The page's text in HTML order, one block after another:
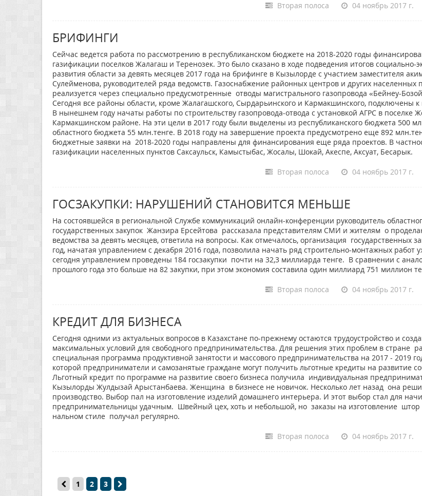
Вторая полоса 04 ноябрь 2017 г.
БРИФИНГИ
Сейчас ведется работа по рассмотрению в республиканском бюджете на 2018-2020 годы
газификации поселков Жалагаш и Теренозек. Это было сказано в ходе подведения итогов социально-
развития области за девять месяцев 2017 года на брифинге в Кызылорде с участием заместителя
Сулейменова, руководителей ряда ведомств. Газоснабжение районных центров и других населенных
реализуется через специально предусмотренные отводы магистрального газопровода «Бейнеу-
Сегодня все районы области, кроме Жалагашского, Сырдарьинского и Кармакшинского, подключены к
В нынешнем году начаты работы по строительству газопровода-отвода с установкой АГРС в поселке
Кармакшинском районе. На эти цели в 2017 году были выделены из республиканского бюджета 500
областного бюджета 55 млн.тенге. В 2018 году на завершение проекта предусмотрено еще 892
бюджетные заявки на 2018-2020 годы направлены для финансирования еще ряда проектов. В
газификации населенных пунктов Саксаульск, Камыстыбас, Жосалы, Шокай, Акеспе, Аксуат, Бесарык.
Вторая полоса 04 ноябрь 2017 г.
ГОСЗАКУПКИ: НАРУШЕНИЙ СТАНОВИТСЯ МЕНЬШЕ
На состоявшейся в региональной Службе коммуникаций онлайн-конференции руководитель
государственных закупок Жанзира Ерсейтова рассказала представителям СМИ и жителям о
ведомства за девять месяцев, ответила на вопросы. Как отмечалось, организация государственных
год, начатая управлением с декабря 2016 года, позволила начать ряд строительно-монтажных работ
сегодня управлением проведены 184 госзакупки почти на 32,3 миллиарда тенге. В сравнении с
прошлого года это больше на 82 закупки, при этом экономия составила один миллиард 751 миллион
Вторая полоса 04 ноябрь 2017 г.
КРЕДИТ ДЛЯ БИЗНЕСА
Сегодня одними из актуальных вопросов в Казахстане по-прежнему остаются трудоустройство и
максимальных условий для свободного предпринимательства. Для решения этих проблем в стране
специальная программа продуктивной занятости и массового предпринимательства на 2017 - 2019
которой предприниматели и самозанятые граждане могут получить льготные кредиты на развитие
Льготный кредит по программе на развитие своего бизнеса получила индивидуальная
Кызылорды Жулдызай Арыстанбаева. Женщина в бизнесе не новичок. Несколько лет назад она
производство. Выбор пал на изготовление изделий домашнего интерьера. И этот выбор стал для
предпринимательницы удачным. Швейный цех, хоть и небольшой, но заказы на изготовление
нальном стиле получал регулярно.
Вторая полоса 04 ноябрь 2017 г.
1 2 3